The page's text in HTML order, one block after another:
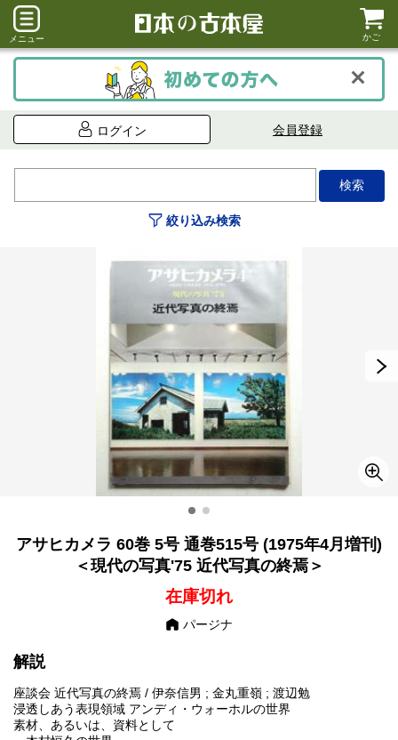
メニュー かご
ログイン 会員登録
絞り込み検索
アサヒカメラ 60巻 5号 通巻515号 (1975年4月増刊)
＜現代の写真'75 近代写真の終焉＞
在庫切れ
パージナ
解説
座談会 近代写真の終焉 / 伊奈信男 ; 金丸重嶺 ; 渡辺勉
浸透しあう表現領域 アンディ・ウォーホルの世界
素材、あるいは、資料として